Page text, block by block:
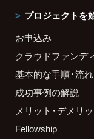
プロジェクトを
お申込み
クラウドファンデ
基本的な手順・流れ
成功事例の解説
メリット・デメリ
Fellowship